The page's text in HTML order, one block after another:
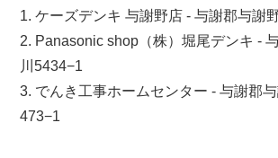
1. ケーズデンキ 与謝野店 - 与謝郡与謝
2. Panasonic shop（株）堀尾デンキ -
川5434−1
3. でんき工事ホームセンター - 与謝郡
473−1